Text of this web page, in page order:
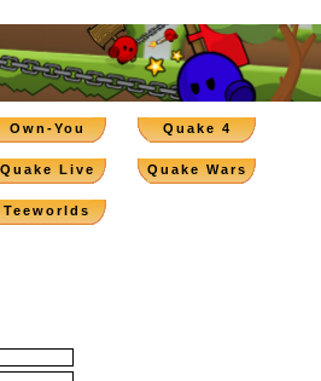
Own-You Quake 4
Quake Live Quake Wars
Teeworlds